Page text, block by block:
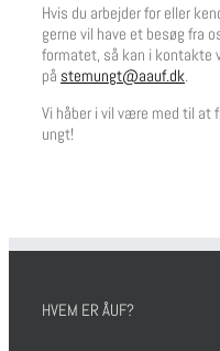
Hvis du arbejder for eller
gerne vil have et besøg fra
formatet, så kan i kontakte
på stemungt@aauf.dk
Vi håber i vil være med til at
ungt!
HVEM ER ÅUF?